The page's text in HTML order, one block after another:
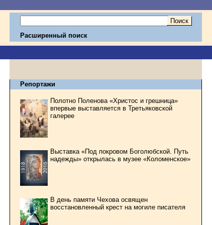
Расширенный поиск
Репортажи
Полотно Поленова «Христос и грешница»
впервые выставляется в Третьяковской
галерее
Выставка «Под покровом Боголюбской. Путь
надежды» открылась в музее «Коломенское»
В день памяти Чехова освящен
восстановленный крест на могиле писателя